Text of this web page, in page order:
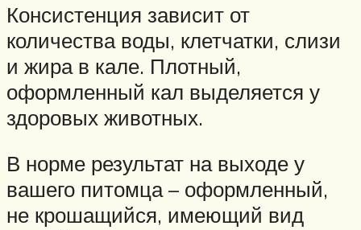
Консистенция зависит от
количества воды, клетчатки, слизи
и жира в кале. Плотный,
оформленный кал выделяется у
здоровых животных.
В норме результат на выходе у
вашего питомца – оформленный,
не крошащийся, имеющий вид